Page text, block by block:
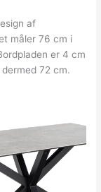
af
måler 76 cm i
er 4 cm
72 cm.